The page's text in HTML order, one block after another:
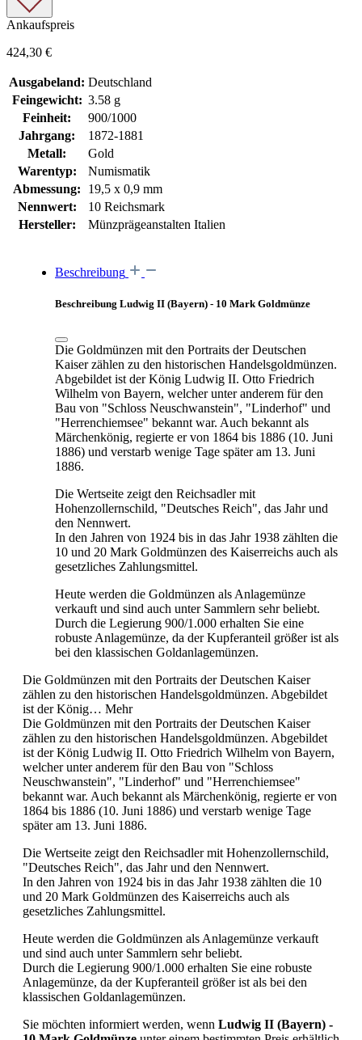
Ankaufspreis
424,30 €
Ausgabeland: Deutschland
Feingewicht: 3.58 g
Feinheit:
900/1000
Jahrgang:
1872-1881
Metall:
Gold
Warentyp:
Numismatik
Abmessung:
19,5 x 0,9 mm
Nennwert:
10 Reichsmark
Hersteller:
Münzprägeanstalten Italien
Beschreibung
Beschreibung Ludwig II (Bayern) - 10 Mark Goldmünze
Die Goldmünzen mit den Portraits der Deutschen
Kaiser zählen zu den historischen Handelsgoldmünzen.
Abgebildet ist der König Ludwig II. Otto Friedrich
Wilhelm von Bayern, welcher unter anderem für den
Bau von "Schloss Neuschwanstein", "Linderhof" und
"Herrenchiemsee" bekannt war. Auch bekannt als
Märchenkönig, regierte er von 1864 bis 1886 (10. Juni
1886) und verstarb wenige Tage später am 13. Juni
1886.
Die Wertseite zeigt den Reichsadler mit
Hohenzollernschild, "Deutsches Reich", das Jahr und
den Nennwert.
In den Jahren von 1924 bis in das Jahr 1938 zählten die
10 und 20 Mark Goldmünzen des Kaiserreichs auch als
gesetzliches Zahlungsmittel.
Heute werden die Goldmünzen als Anlagemünze
verkauft und sind auch unter Sammlern sehr beliebt.
Durch die Legierung 900/1.000 erhalten Sie eine
robuste Anlagemünze, da der Kupferanteil größer ist als
bei den klassischen Goldanlagemünzen.
Die Goldmünzen mit den Portraits der Deutschen Kaiser
zählen zu den historischen Handelsgoldmünzen. Abgebildet
ist der König… Mehr
Die Goldmünzen mit den Portraits der Deutschen Kaiser
zählen zu den historischen Handelsgoldmünzen. Abgebildet
ist der König Ludwig II. Otto Friedrich Wilhelm von Bayern,
welcher unter anderem für den Bau von "Schloss
Neuschwanstein", "Linderhof" und "Herrenchiemsee"
bekannt war. Auch bekannt als Märchenkönig, regierte er von
1864 bis 1886 (10. Juni 1886) und verstarb wenige Tage
später am 13. Juni 1886.
Die Wertseite zeigt den Reichsadler mit Hohenzollernschild,
"Deutsches Reich", das Jahr und den Nennwert.
In den Jahren von 1924 bis in das Jahr 1938 zählten die 10
und 20 Mark Goldmünzen des Kaiserreichs auch als
gesetzliches Zahlungsmittel.
Heute werden die Goldmünzen als Anlagemünze verkauft
und sind auch unter Sammlern sehr beliebt.
Durch die Legierung 900/1.000 erhalten Sie eine robuste
Anlagemünze, da der Kupferanteil größer ist als bei den
klassischen Goldanlagemünzen.
Sie möchten informiert werden, wenn Ludwig II (Bayern) -